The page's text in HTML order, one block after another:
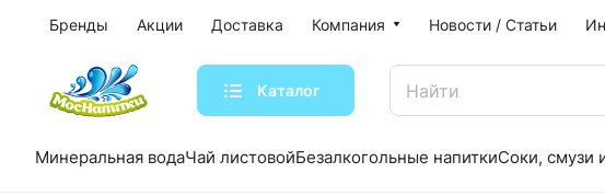
Бренды Акции Доставка Компания Новости / Статьи
Каталог
Минеральная водаЧай листовойБезалкогольные напиткиСоки, смузи